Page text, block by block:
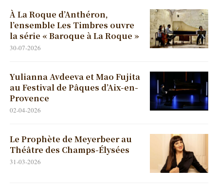
À La Roque d’Anthéron,
l’ensemble Les Timbres ouvre
la série « Baroque à La Roque »
30-07-2026
Yulianna Avdeeva et Mao Fujita
au Festival de Pâques d’Aix-en-
Provence
02-04-2026
Le Prophète de Meyerbeer au
Théâtre des Champs-Élysées
31-03-2026